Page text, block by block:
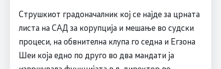
Струшкиот градоначалник кој се најде за црната
листа на САД за корупција и мешање во судски
процеси, на обвнителна клупа го седна и Егзона
Шеи која едно по друго во два мандати ја